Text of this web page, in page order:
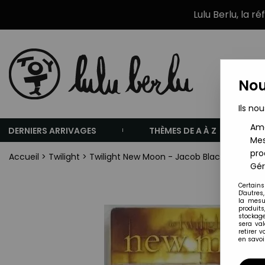
Lulu Berlu, la
DERNIERS ARRIVAGES THÈMES DE A À Z
Accueil > Twilight > Twilight New Moon - Jacob Black (torse
Ils
la
sera
retirer
en